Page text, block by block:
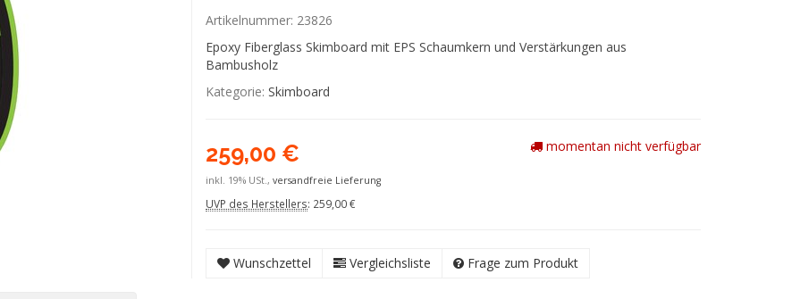
Artikelnummer: 23826
Epoxy Fiberglass Skimboard mit EPS Schaumkern und Verstärkungen aus
Bambusholz
Kategorie: Skimboard
259,00 €
inkl. 19% USt., versandfreie Lieferung
UVP des Herstellers: 259,00 €
momentan nicht verfügbar
Wunschzettel Vergleichsliste Frage zum Produkt